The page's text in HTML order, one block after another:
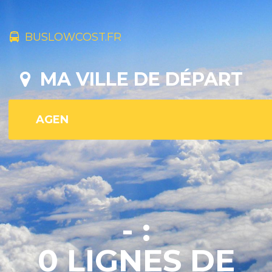
BUSLOWCOST.FR
MA VILLE DE DÉPART
- :
0 LIGNES DE